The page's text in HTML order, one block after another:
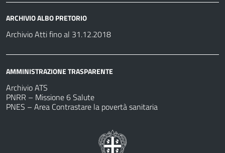
ARCHIVIO ALBO PRETORIO
Archivio Atti fino al 31.12.2018
AMMINISTRAZIONE TRASPARENTE
Archivio ATS
PNRR – Missione 6 Salute
PNES – Area Contrastare la povertà sanitaria